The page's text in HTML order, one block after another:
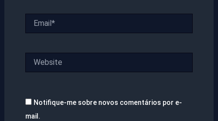
Notifique-me sobre novos comentários por e-
mail.